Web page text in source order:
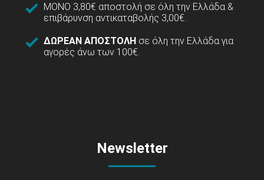
ΜΟΝΟ 3,80€ αποστολή σε όλη την Ελλάδα &
επιβάρυνση αντικαταβολής 3,00€.
ΔΩΡΕΑΝ ΑΠΟΣΤΟΛΗ σε όλη την Ελλάδα για
αγορές άνω των 100€.
Newsletter